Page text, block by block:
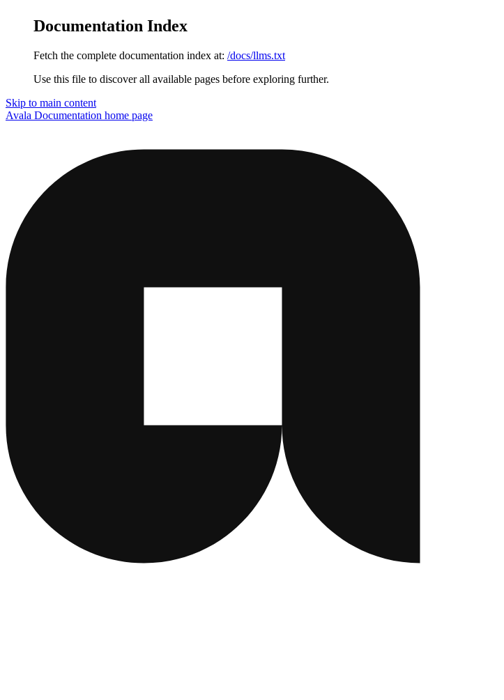
Documentation Index
Fetch the complete documentation index at: /docs/llms.txt
Use this file to discover all available pages before exploring further.
Skip to main content
Avala Documentation home page